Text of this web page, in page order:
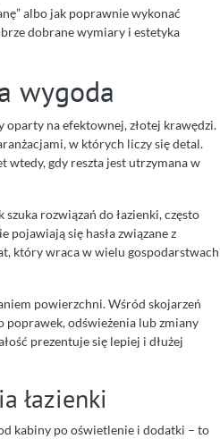
albo jak poprawnie wykonać
dobrane wymiary i estetyka
wygoda
na efektownej, złotej krawędzi.
w których liczy się detal.
wtedy, gdy reszta jest utrzymana w
rozwiązań do łazienki, często
się hasła związane z
który wraca w wielu gospodarstwach
powierzchni. Wśród skojarzeń
poprawek, odświeżenia lub zmiany
prezentuje się lepiej i dłużej
łazienki
kabiny po oświetlenie i dodatki – to